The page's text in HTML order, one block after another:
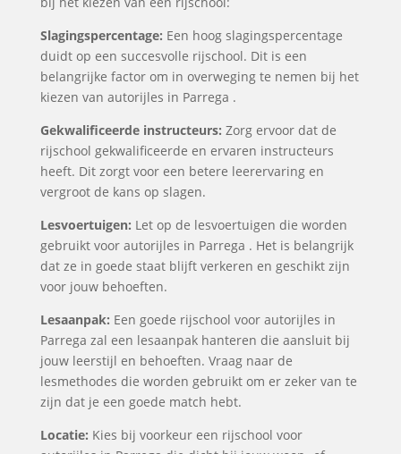
Slagingspercentage: Een hoog slagingspercentage
duidt op een succesvolle rijschool. Dit is een
belangrijke factor om in overweging te nemen bij het
kiezen van autorijles in Parrega .
Gekwalificeerde instructeurs: Zorg ervoor dat de
rijschool gekwalificeerde en ervaren instructeurs
heeft. Dit zorgt voor een betere leerervaring en
vergroot de kans op slagen.
Lesvoertuigen: Let op de lesvoertuigen die worden
gebruikt voor autorijles in Parrega . Het is belangrijk
dat ze in goede staat blijft verkeren en geschikt zijn
voor jouw behoeften.
Lesaanpak: Een goede rijschool voor autorijles in
Parrega zal een lesaanpak hanteren die aansluit bij
jouw leerstijl en behoeften. Vraag naar de
lesmethodes die worden gebruikt om er zeker van te
zijn dat je een goede match hebt.
Locatie: Kies bij voorkeur een rijschool voor